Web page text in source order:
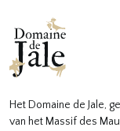
Het Domaine de Jale,
van het Massif des